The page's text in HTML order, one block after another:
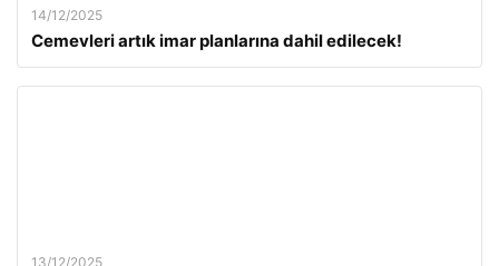
14/12/2025
Cemevleri artık imar planlarına dahil edilecek!
13/12/2025